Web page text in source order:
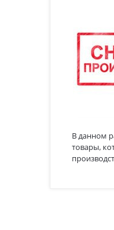
В данном
товары,